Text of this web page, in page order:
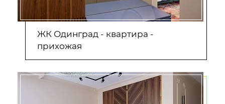
ЖК Одинград - квартира -
прихожая